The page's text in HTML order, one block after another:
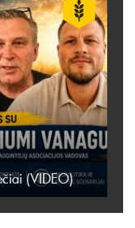
(VIDEO)